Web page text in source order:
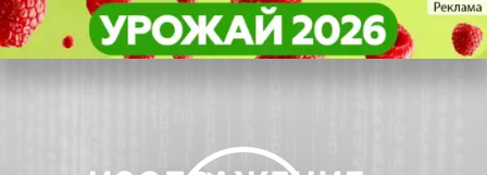
Победители поедут в Нижний
Новгород
Спорт
Победители поедут в Нижний
Новгород
Спорт
Другие новости по
теме
Погода и курсы валют
в Пензе